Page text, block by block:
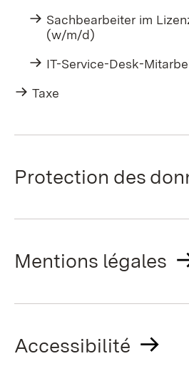
Sachbearbeiter im
(w/m/d)
IT-Service-Desk-
Taxe
Protection des
Mentions légales
Accessibilité